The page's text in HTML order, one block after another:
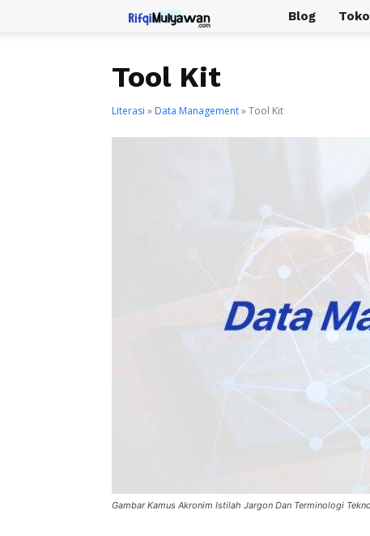
Rifqi
Blog Toko
Tool Kit
Literasi » Data Management»Tool Kit
Gambar Kamus Akronim Istilah Jargon Dan Terminologi